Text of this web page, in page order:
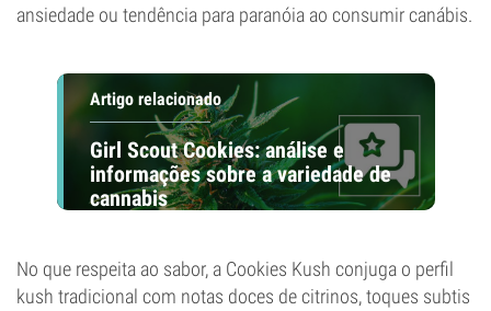
ansiedade ou tendência para paranóia ao consumir canábis.
Artigo relacionado
Girl Scout Cookies: análise e
informações sobre a variedade de
cannabis
No que respeita ao sabor, a Cookies Kush conjuga o perfil
kush tradicional com notas doces de citrinos, toques subtis